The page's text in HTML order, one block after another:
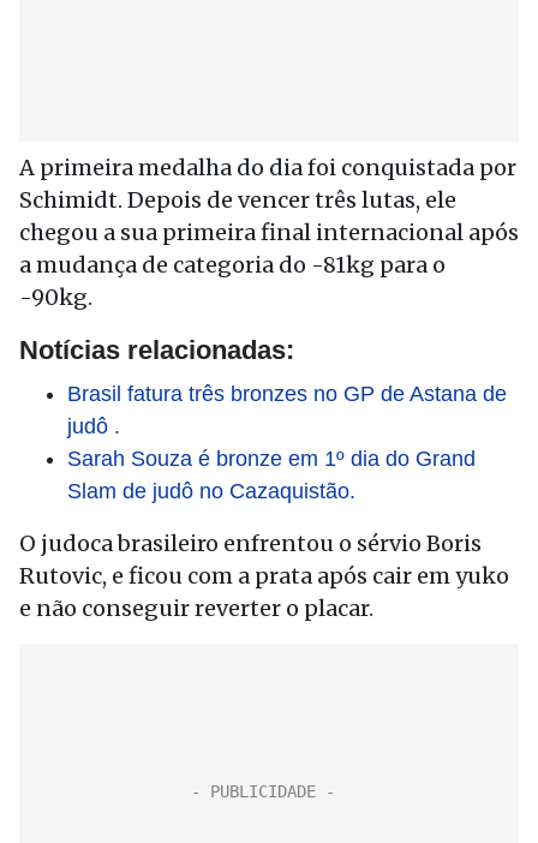
A primeira medalha do dia foi conquistada por
Schimidt. Depois de vencer três lutas, ele
chegou a sua primeira final internacional após
a mudança de categoria do -81kg para o
-90kg.
Notícias relacionadas:
Brasil fatura três bronzes no GP de Astana de
judô .
Sarah Souza é bronze em 1º dia do Grand
Slam de judô no Cazaquistão.
O judoca brasileiro enfrentou o sérvio Boris
Rutovic, e ficou com a prata após cair em yuko
e não conseguir reverter o placar.